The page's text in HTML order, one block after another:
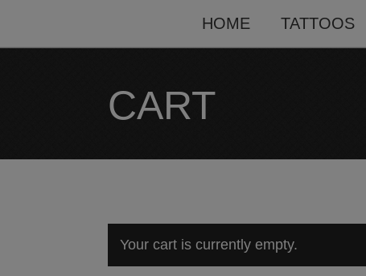
HOME TATTOOS
CART
Your cart is currently empty.